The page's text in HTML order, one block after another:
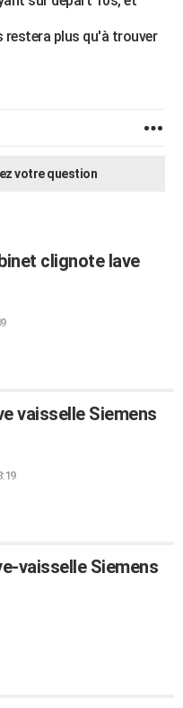
restera plus qu'à trouver
votre question
clignote lave
vaisselle Siemens
vaisselle Siemens